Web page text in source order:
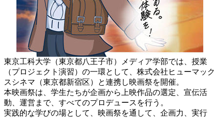
東京工科大学（東京都八王子市）メディア学部では、授業
（プロジェクト演習）の一環として、株式会社ヒューマック
スシネマ（東京都新宿区）と連携し映画祭を開催。
本映画祭は、学生たちが企画から上映作品の選定、宣伝活
動、運営まで、すべてのプロデュースを行う。
実践的な学びの場として、映画祭を通して、企画力、実行